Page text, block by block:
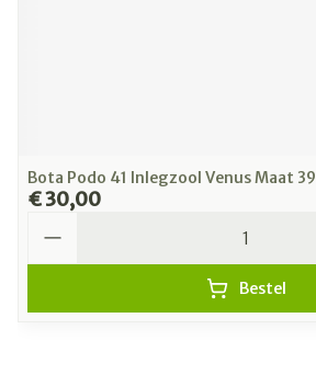
Bota Podo 41 Inlegzool Venus Maat 39
€ 30,00
Bestel